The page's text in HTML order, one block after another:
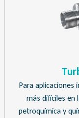
Para aplicaciones
más difíciles en
petroquímica y